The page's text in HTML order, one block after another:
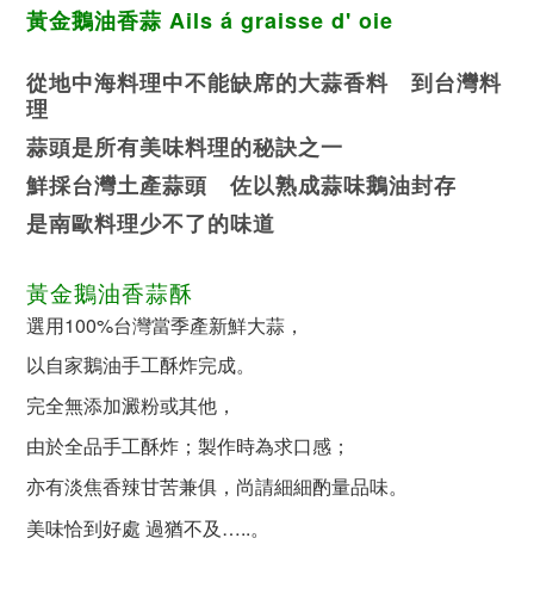
黃金鵝油香蒜 Ails á graisse d' oie
從地中海料理中不能缺席的大蒜香料 到台灣料
理
蒜頭是所有美味料理的秘訣之一
鮮採台灣土產蒜頭 佐以熟成蒜味鵝油封存
是南歐料理少不了的味道
黃金鵝油香蒜酥
選用100%台灣當季產新鮮大蒜，
以自家鵝油手工酥炸完成。
完全無添加澱粉或其他，
由於全品手工酥炸；製作時為求口感；
亦有淡焦香辣甘苦兼俱，尚請細細酌量品味。
美味恰到好處 過猶不及…..。